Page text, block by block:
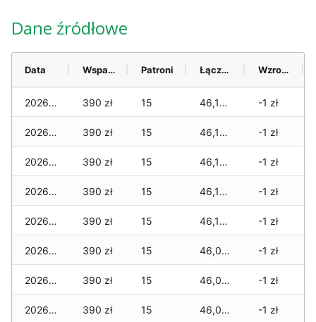
Dane źródłowe
Data Wsparcie Patroni Łącznie Wzrost (28 dni)
2026-08-08 390 zł 15 46,145 zł -1 zł
2026-08-07 390 zł 15 46,125 zł -1 zł
2026-08-06 390 zł 15 46,120 zł -1 zł
2026-08-05 390 zł 15 46,120 zł -1 zł
2026-08-04 390 zł 15 46,120 zł -1 zł
2026-08-03 390 zł 15 46,030 zł -1 zł
2026-08-02 390 zł 15 46,030 zł -1 zł
2026-08-01 390 zł 15 46,010 zł -1 zł